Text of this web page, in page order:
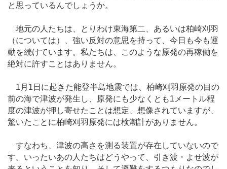
と思っているんでしょうか。
地元の人たちは、とりわけ東海第二、あるいは柏崎刈羽
（については）、強い反対の意思を持って、今日も今も運
動を続けています。私たちは、このような原発の再稼働を
絶対に許すことはありません。
1月1日に起きた能登半島地震では、柏崎刈羽原発の目の
前の海で津波が発生し、原発にも少なくとも1メートル程
度の津波が押し寄せたことは想定、想像されていますが、
驚いたことに柏崎刈羽原発には検潮計がありません。
すなわち、津波の高さを測る装置が存在していないので
す。いったいあの人たちはどうやって、引き波・よせ波が